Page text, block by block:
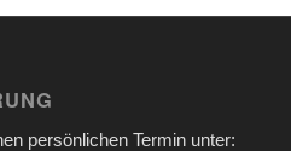
persönlichen Termin unter: